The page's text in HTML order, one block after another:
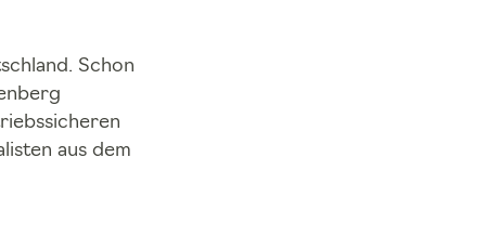
Schon
aus dem